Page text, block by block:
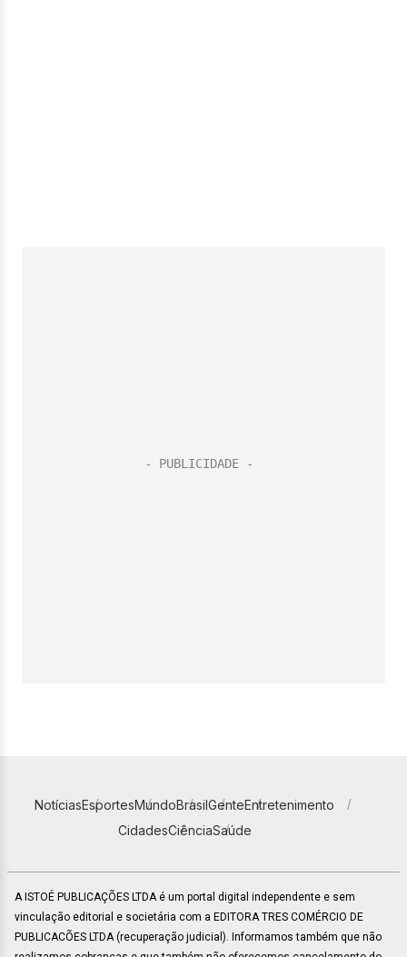
NotíciasEsportesMundoBrasilGenteEntretenimento
CidadesCiênciaSaúde
A ISTOÉ PUBLICAÇÕES LTDA é um portal digital independente e sem
vinculação editorial e societária com a EDITORA TRES COMÉRCIO DE
PUBLICACÕES LTDA (recuperação judicial). Informamos também que não